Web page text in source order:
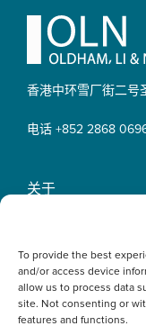
To provide the best
and/or access device
allow us to process data
site. Not consenting or
features and functions.
Footer
香港中环雪厂街二号
电话 +852 2868
关于
最新消息
办事处